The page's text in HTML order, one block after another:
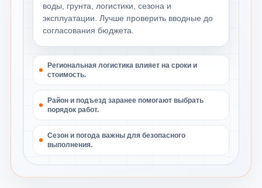
воды, грунта, логистики, сезона и
эксплуатации. Лучше проверить вводные до
согласования бюджета.
Региональная логистика влияет на сроки и
стоимость.
Район и подъезд заранее помогают выбрать
порядок работ.
Сезон и погода важны для безопасного
выполнения.